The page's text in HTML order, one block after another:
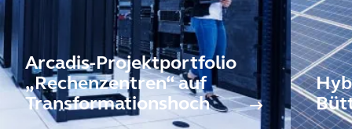
Arcadis-Projektportfolio
„Rechenzentren“ auf
Transformationshoch